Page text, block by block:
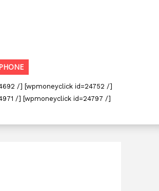
/] [wpmoneyclick id=24752 /]
/] [wpmoneyclick id=24797 /]